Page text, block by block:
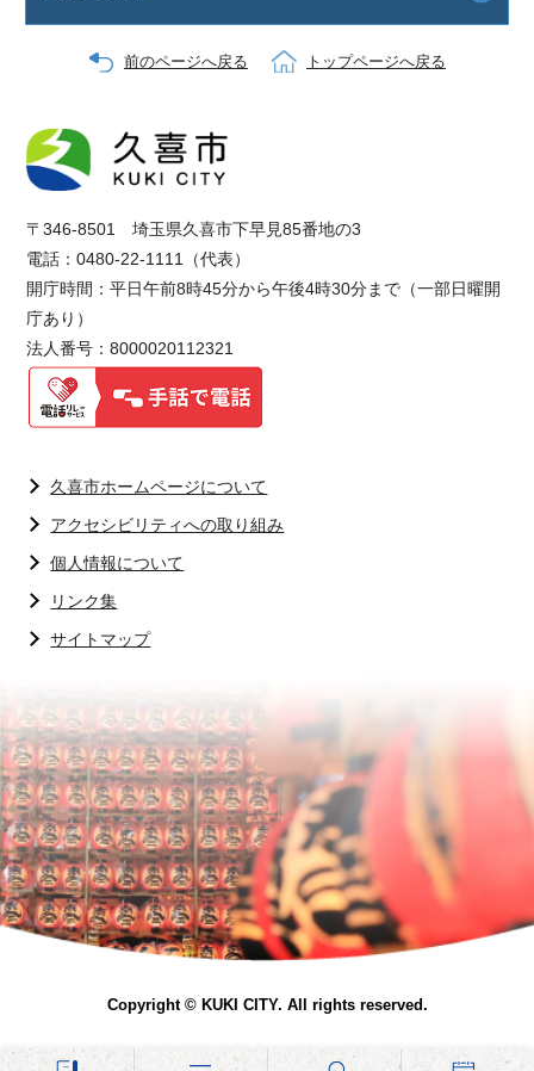
前のページへ戻る トップページへ戻る
〒346-8501 埼玉県久喜市下早見85番地の3
電話：0480-22-1111（代表）
開庁時間：平日午前8時45分から午後4時30分まで（一部日曜開
庁あり）
法人番号：8000020112321
久喜市ホームページについて
アクセシビリティへの取り組み
個人情報について
リンク集
サイトマップ
Copyright © KUKI CITY. All rights reserved.